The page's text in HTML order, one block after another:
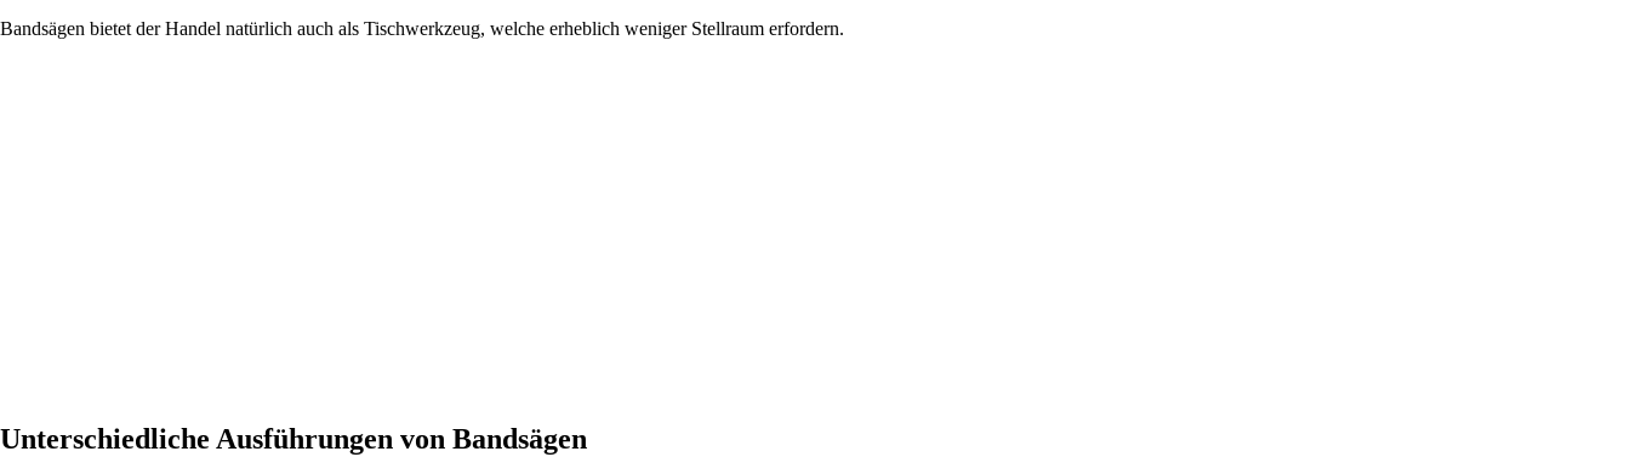
Bandsägen bietet der Handel natürlich auch als Tischwerkzeug, welche erheblich weniger Stellraum erfordern.
Unterschiedliche Ausführungen von Bandsägen